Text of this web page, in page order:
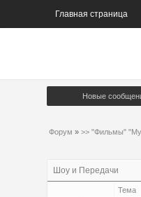
Главная страница
Новые
Форум » >> "Фильмы"
Шоу и Передачи
Тема